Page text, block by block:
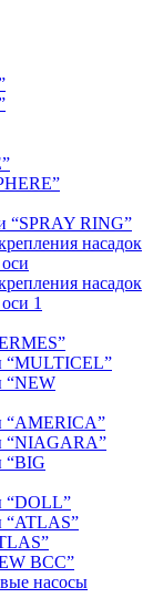
“SPRAY RING”
насадок
насадок
1
“MULTICEL”
“NEW
“AMERICA”
“NIAGARA”
“BIG
“DOLL”
“ATLAS”
BCC”
насосы